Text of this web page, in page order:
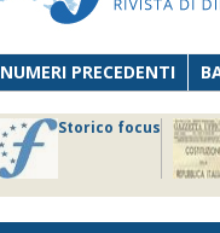
NUMERI PRECEDENTI
Storico focus